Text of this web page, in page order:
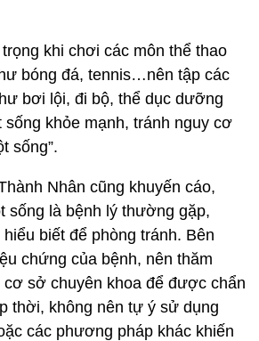
khi chơi các môn thể thao
bóng đá, tennis…nên tập các
bơi lội, đi bộ, thể dục dưỡng
khỏe mạnh, tránh nguy cơ
sống”.
Nhân cũng khuyến cáo,
sống là bệnh lý thường gặp,
biết để phòng tránh. Bên
chứng của bệnh, nên thăm
cơ sở chuyên khoa để được chẩn
thời, không nên tự ý sử dụng
các phương pháp khác khiến